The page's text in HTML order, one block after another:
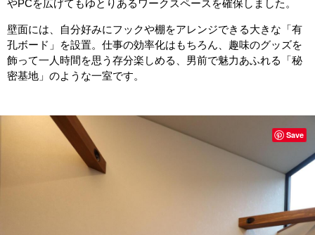
やPCを広げてもゆとりあるワークスペースを確保しました。
壁面には、自分好みにフックや棚をアレンジできる大きな「有
孔ボード」を設置。仕事の効率化はもちろん、趣味のグッズを
飾って一人時間を思う存分楽しめる、男前で魅力あふれる「秘
密基地」のような一室です。
Save